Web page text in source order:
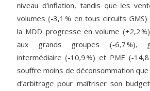
niveau d’inflation, tandis que les
volumes (-3,1 % en tous circuits GMS)
la MDD progresse en volume (+2,2
aux grands groupes (-6,7 %),
intermédiaire (-10,9 %) et PME (-14,8
souffre moins de déconsommation
d’arbitrage pour maîtriser son